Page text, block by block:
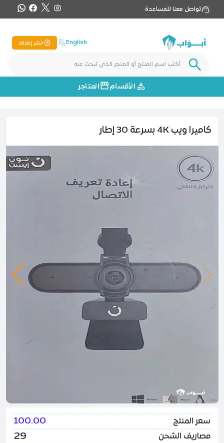
تواصل معنا للمساعدة
English انشر إعلانك
الأقسام المتاجر
كاميرا ويب 4K بسرعة 30 إطار
سعر المنتج 100.00
مصاريف الشحن 29